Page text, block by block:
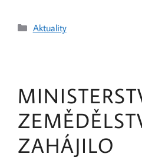
Aktuality
ZAHÁJILO